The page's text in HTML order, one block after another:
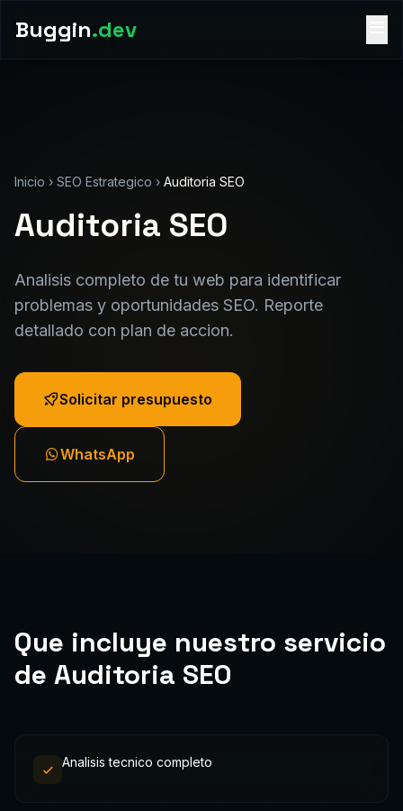
Buggin.dev
Inicio › SEO Estrategico › Auditoria SEO
Auditoria SEO
Analisis completo de tu web para identificar
problemas y oportunidades SEO. Reporte
detallado con plan de accion.
Solicitar presupuesto
WhatsApp
Que incluye nuestro servicio
de Auditoria SEO
Analisis tecnico completo